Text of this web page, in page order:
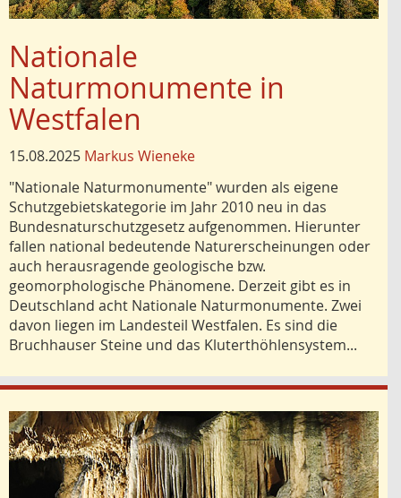
Nationale
Naturmonumente in
Westfalen
15.08.2025 Markus Wieneke
"Nationale Naturmonumente" wurden als eigene
Schutzgebietskategorie im Jahr 2010 neu in das
Bundesnaturschutzgesetz aufgenommen. Hierunter
fallen national bedeutende Naturerscheinungen oder
auch herausragende geologische bzw.
geomorphologische Phänomene. Derzeit gibt es in
Deutschland acht Nationale Naturmonumente. Zwei
davon liegen im Landesteil Westfalen. Es sind die
Bruchhauser Steine und das Kluterthöhlensystem...